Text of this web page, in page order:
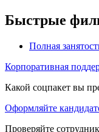
Быстрые
Полная
Корпоративная
Какой соцпакет вы
Оформляйте
Проверяйте